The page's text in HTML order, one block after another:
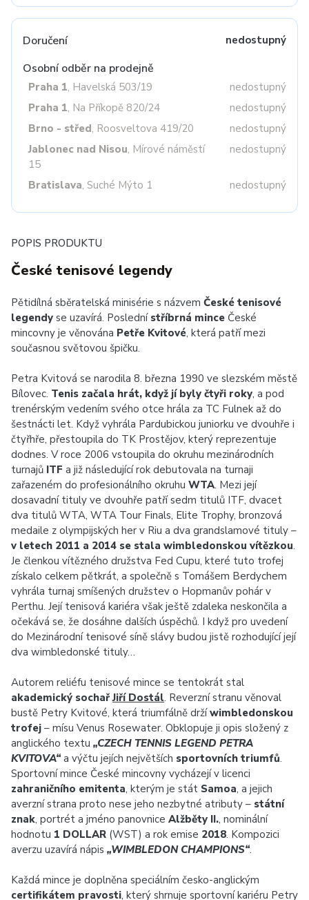
Doručení nedostupný
Osobní odběr na prodejně
Praha 1, Havelská 503/19
nedostupný
Praha 1, Na Příkopě 820/24
nedostupný
Brno - střed, Roosveltova 419/20
nedostupný
Jablonec nad Nisou, Mírové náměstí
15
nedostupný
Bratislava, Suché Mýto 1 nedostupný
POPIS PRODUKTU
České tenisové legendy
Pětidílná sběratelská minisérie s názvem České tenisové
legendy se uzavírá. Poslední stříbrná mince České
mincovny je věnována Petře Kvitové, která patří mezi
současnou světovou špičku.
Petra Kvitová se narodila 8. března 1990 ve slezském městě
Bílovec. Tenis začala hrát, když jí byly čtyři roky, a pod
trenérským vedením svého otce hrála za TC Fulnek až do
šestnácti let. Když vyhrála Pardubickou juniorku ve dvouhře i
čtyřhře, přestoupila do TK Prostějov, který reprezentuje
dodnes. V roce 2006 vstoupila do okruhu mezinárodních
turnajů ITF a již následující rok debutovala na turnaji
zařazeném do profesionálního okruhu WTA. Mezi její
dosavadní tituly ve dvouhře patří sedm titulů ITF, dvacet
dva titulů WTA, WTA Tour Finals, Elite Trophy, bronzová
medaile z olympijských her v Riu a dva grandslamové tituly –
v letech 2011 a 2014 se stala wimbledonskou vítězkou.
Je členkou vítězného družstva Fed Cupu, které tuto trofej
získalo celkem pětkrát, a společně s Tomášem Berdychem
vyhrála turnaj smíšených družstev o Hopmanův pohár v
Perthu. Její tenisová kariéra však ještě zdaleka neskončila a
očekává se, že dosáhne dalších úspěchů. I když pro uvedení
do Mezinárodní tenisové síně slávy budou jistě rozhodující její
dva wimbledonské tituly…
Autorem reliéfu tenisové mince se tentokrát stal
akademický sochařJiří Dostál. Reverzní stranu věnoval
bustě Petry Kvitové, která triumfálně držíwimbledonskou
trofej – mísu Venus Rosewater. Obklopuje ji opis složený z
anglického textu „CZECH TENNIS LEGEND PETRA
KVITOVA“ a výčtu jejích největších sportovních triumfů.
Sportovní mince České mincovny vycházejí v licenci
zahraničního emitenta, kterým je stát Samoa, a jejich
averzní strana proto nese jeho nezbytné atributy – státní
znak, portrét a jméno panovnice Alžběty II., nominální
hodnotu 1 DOLLAR (WST) a rok emise 2018. Kompozici
averzu uzavírá nápis „WIMBLEDON CHAMPIONS“.
Každá mince je doplněna speciálním česko-anglickým
certifikátem pravosti, který shrnuje sportovní kariéru Petry